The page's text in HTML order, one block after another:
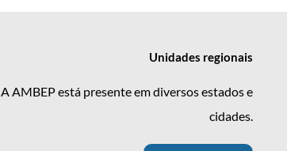
Unidades regionais
A AMBEP está presente em diversos estados e
cidades.